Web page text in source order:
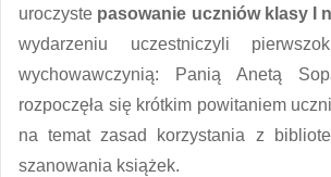
uroczyste pasowanie uczniów klasy I
wydarzeniu uczestniczyli
wychowawczynią: Panią Anetą
rozpoczęła się krótkim powitaniem
na temat zasad korzystania z
szanowania książek.